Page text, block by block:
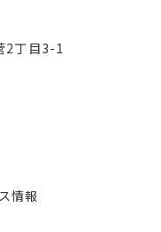
2丁目3-1
情報